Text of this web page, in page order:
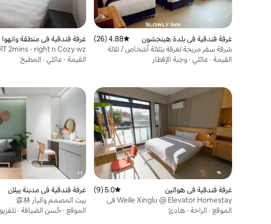
مساحة وقوف السيارات الداخلية، يمكنك إيقافها
في موقف السيارات المقابل للبوابة لمدة
دقيقتين سيرًا على الأقدام إذا لم يتم توفير موقف
للسيارات في المستقبل (يوجد حوالي 80 ~ 90
مكانًا لوقوف السيارات، وهو ما يكفي جدًا)
غرفة فندقية في بلدة هينجشون متوسط التقييم 4.88 من 5، 26 مراجعات
4.88 (26)
شرفة سفر مريحة لغرفة بثلاثة أشخاص / ثلاثة
أسرة مفردة / بلدة هانشون القديمة / نزل
القيمة · عائلي · وجبة الإفطار
غرفة فندقية في منطقة وانهوا
2mins - right n Cozy wz
Bathtub - Double Rm
القيمة · عائلي · المطبخ
غرفة فندقية في هوالين متوسط التقييم 5.0 من 5، 9 مراجعات
5.0 (9)
Weile Xinglu @ Elevator Homestay في
المدينة، يوفر تأجير دراجات مجاني!
الموقع · الراحة · هادئ
غرفة فندقية في مدينة ييلان
بيت المصمم والبار 森林
الموقع · حُسن الضيافة ·